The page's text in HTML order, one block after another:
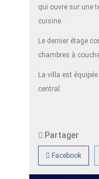
qui ouvre sur une
cuisine.
Le dernier étage
chambres à
La villa est
central.
Partager
Facebook